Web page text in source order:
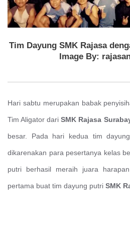
Tim Dayung SMK Rajasa
Image By:
Hari sabtu merupakan babak
Tim Aligator dariSMK Rajasa
besar. Pada hari kedua tim
dikarenakan para pesertanya kelas
putri berhasil meraih juara
pertama buat tim dayung putri SMK